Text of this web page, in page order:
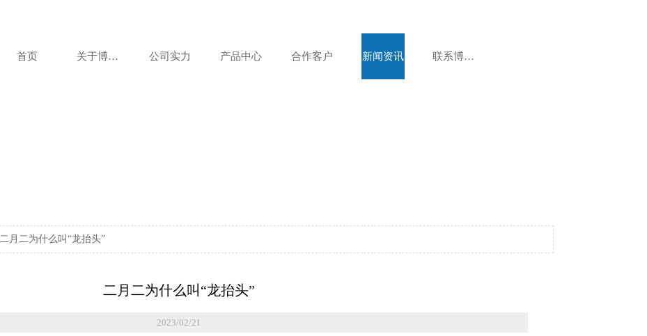
首页 关于博美达 公司实力 产品中心 合作客户 新闻资讯 联系博美达
二月二为什么叫“龙抬头”
二月二为什么叫“龙抬头”
2023/02/21